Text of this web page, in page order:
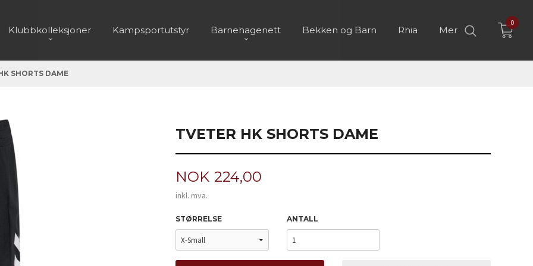
Klubbkolleksjoner Kampsportutstyr Barnehagenett Bekken og Barn Rhia Mer
0
SHORTS DAME
TVETER HK SHORTS DAME
Pris
NOK 224,00
inkl. mva.
STØRRELSE ANTALL